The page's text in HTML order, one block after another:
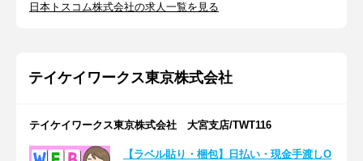
日本トスコム株式会社の求人一覧を見る
テイケイワークス東京株式会社
テイケイワークス東京株式会社 大宮支店/TWT116
【ラベル貼り・梱包】日払い・現金手渡しO